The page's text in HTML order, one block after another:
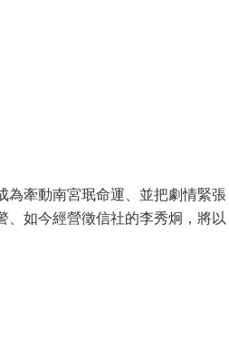
為牽動南宮珉命運、並把劇情緊張
、如今經營徵信社的李秀炯，將以